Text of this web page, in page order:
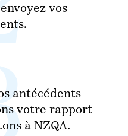
vos
antécédents
votre rapport
à NZQA.